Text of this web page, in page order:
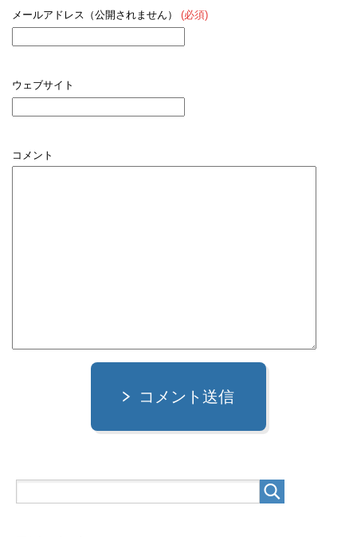
メールアドレス（公開されません） (必須)
ウェブサイト
コメント
コメント送信